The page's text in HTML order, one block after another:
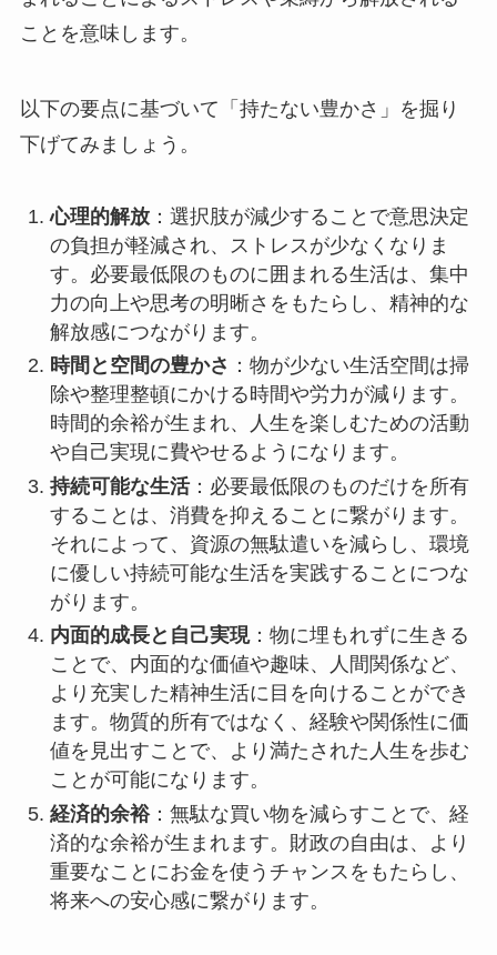
ことを意味します。
以下の要点に基づいて「持たない豊かさ」を掘り
下げてみましょう。
心理的解放：選択肢が減少することで意思決定
の負担が軽減され、ストレスが少なくなりま
す。必要最低限のものに囲まれる生活は、集中
力の向上や思考の明晰さをもたらし、精神的な
解放感につながります。
時間と空間の豊かさ ：物が少ない生活空間は掃
除や整理整頓にかける時間や労力が減ります。
時間的余裕が生まれ、人生を楽しむための活動
や自己実現に費やせるようになります。
持続可能な生活：必要最低限のものだけを所有
することは、消費を抑えることに繋がります。
それによって、資源の無駄遣いを減らし、環境
に優しい持続可能な生活を実践することにつな
がります。
内面的成長と自己実現：物に埋もれずに生きる
ことで、内面的な価値や趣味、人間関係など、
より充実した精神生活に目を向けることができ
ます。物質的所有ではなく、経験や関係性に価
値を見出すことで、より満たされた人生を歩む
ことが可能になります。
経済的余裕：無駄な買い物を減らすことで、経
済的な余裕が生まれます。財政の自由は、より
重要なことにお金を使うチャンスをもたらし、
将来への安心感に繋がります。